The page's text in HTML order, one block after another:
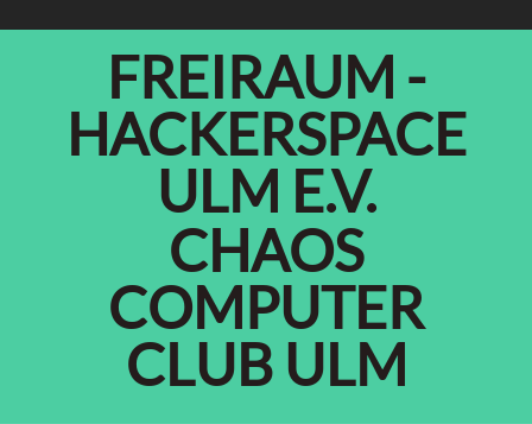
FREIRAUM -
HACKERSPACE
ULM E.V.
CHAOS
COMPUTER
CLUB ULM